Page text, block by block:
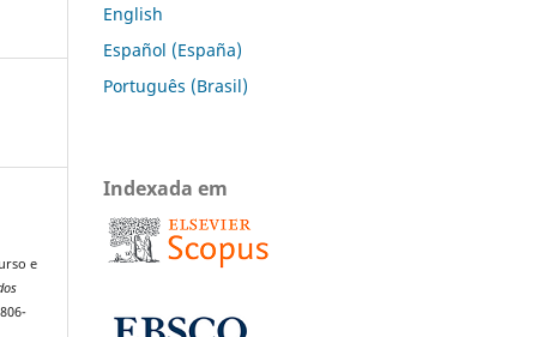
e
English
Español (España)
Português (Brasil)
Indexada em